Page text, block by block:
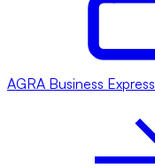
AGRA Business Express